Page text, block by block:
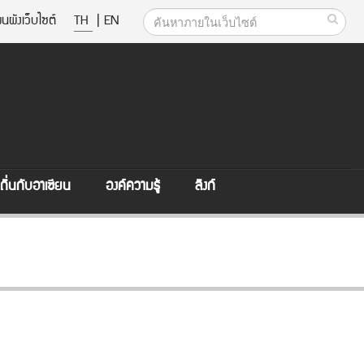
ผังเว็บไซต์ TH | EN
นกับอาเซียน องค์ความรู้ ลิงก์